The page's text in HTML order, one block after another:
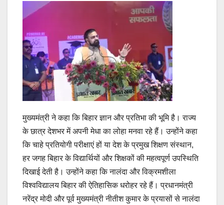
मुख्यमंत्री ने कहा कि बिहार ज्ञान और प्रतिभा की भूमि है। राज्य
के छात्र देशभर में अपनी मेधा का लोहा मनवा रहे हैं। उन्होंने कहा
कि चाहे प्रतियोगी परीक्षाएं हों या देश के प्रमुख शिक्षण संस्थान,
हर जगह बिहार के विद्यार्थियों और शिक्षकों की महत्वपूर्ण उपस्थिति
दिखाई देती है। उन्होंने कहा कि नालंदा और विक्रमशीला
विश्वविद्यालय बिहार की ऐतिहासिक धरोहर रहे हैं। प्रधानमंत्री
नरेंद्र मोदी और पूर्व मुख्यमंत्री नीतीश कुमार के प्रयासों से नालंदा